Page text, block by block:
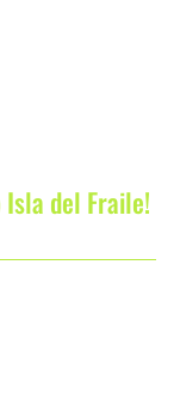
Isla del Fraile!